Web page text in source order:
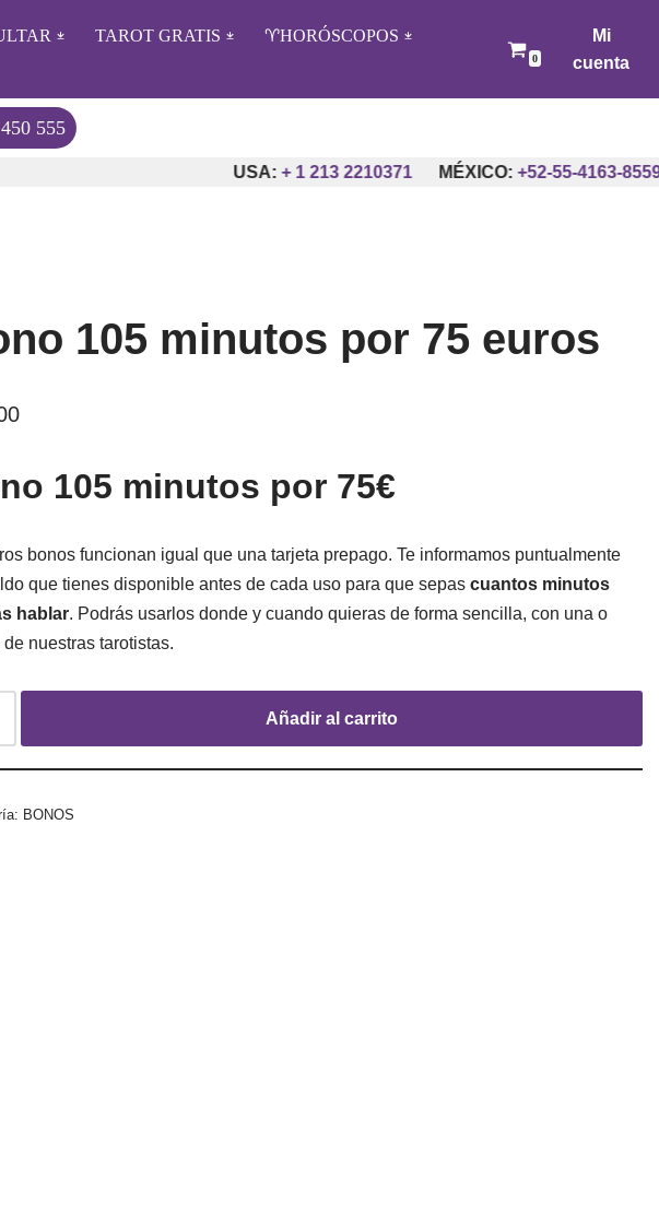
TAROT GRATIS
♈️HORÓSCOPOS
0
Mi
cuenta
555
+ 1 213 2210371 MÉXICO:+52-55-4163-8559
105 minutos por 75 euros
105 minutos por 75€
bonos funcionan igual que una tarjeta prepago. Te informamos puntualmente
que tienes disponible antes de cada uso para que sepascuantos minutos
hablar. Podrás usarlos donde y cuando quieras de forma sencilla, con una o
nuestras tarotistas.
Añadir al carrito
BONOS